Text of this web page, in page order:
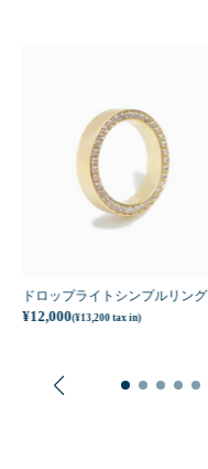
ドロップライトシンプルリング
¥12,000(¥13,200 tax in)